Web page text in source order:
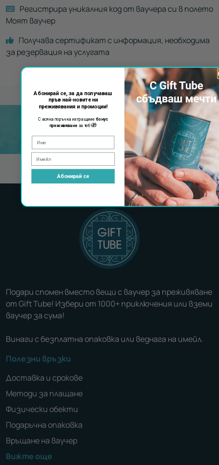
Регистрира уникалния код от ваучера си в полето
Моят ваучер
Получава сертификат с информация, необходима
за резервация на услугата
Подари спомен вместо вещи с ваучер за преживяване
от Gift Tube! Избери от 1000+ приключения или вземи
ваучер за сума!
Винаги с безплатна опаковка или веднага на имейл.
Полезни връзки
Доставка и срокове
Методи за плащане
Физически обекти
Подаръчна опаковка
Връщане на ваучер
Вижте още
Абонирай се, за да получаваш
пръв най-новите ни
преживявания и промоции!
С всяка поръчка изпращаме бонус
преживяване за теб!🎁
Абонирай се